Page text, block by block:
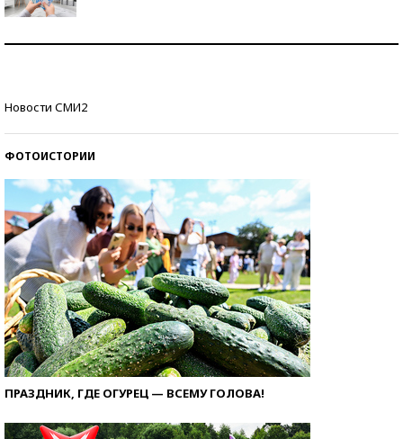
Новости СМИ2
ФОТОИСТОРИИ
ПРАЗДНИК, ГДЕ ОГУРЕЦ — ВСЕМУ ГОЛОВА!